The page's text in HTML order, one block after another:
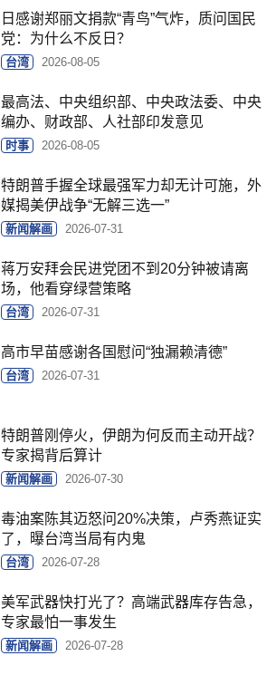
日感谢郑丽文捐款“青鸟”气炸，质问国民
党：为什么不反日？
台湾 2026-08-05
最高法、中央组织部、中央政法委、中央
编办、财政部、人社部印发意见
时事 2026-08-05
特朗普手握全球最强军力却无计可施，外
媒揭美伊战争“无解三选一”
新闻解画 2026-07-31
蒋万安拜会民进党团不到20分钟被请离
场，他看穿绿营策略
台湾 2026-07-31
高市早苗感谢各国慰问“独漏赖清德”
台湾 2026-07-31
特朗普刚停火，伊朗为何反而主动开战？
专家揭背后算计
新闻解画 2026-07-30
毒油案陈其迈怒问20%决策，卢秀燕证实
了，曝台湾当局有内鬼
台湾 2026-07-28
美军武器快打光了？高端武器库存告急，
专家最怕一事发生
新闻解画 2026-07-28